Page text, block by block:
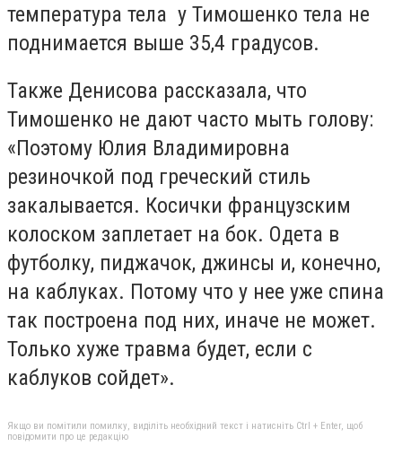
температура тела у Тимошенко тела не
поднимается выше 35,4 градусов.
Также Денисова рассказала, что
Тимошенко не дают часто мыть голову:
«Поэтому Юлия Владимировна
резиночкой под греческий стиль
закалывается. Косички французским
колоском заплетает на бок. Одета в
футболку, пиджачок, джинсы и, конечно,
на каблуках. Потому что у нее уже спина
так построена под них, иначе не может.
Только хуже травма будет, если с
каблуков сойдет».
Якщо ви помітили помилку, виділіть необхідний текст і натисніть Ctrl + Enter, щоб
повідомити про це редакцію